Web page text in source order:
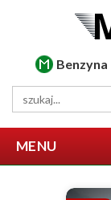
Benzyna
MENU